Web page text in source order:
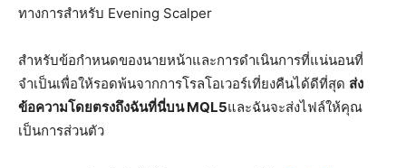
ทางการสำหรับ Evening Scalper
สำหรับข้อกำหนดของนายหน้าและการดำเนินการที่แน่นอนที่
จำเป็นเพื่อให้รอดพ้นจากการโรลโอเวอร์เที่ยงคืนได้ดีที่สุด ส่ง
ข้อความโดยตรงถึงฉันที่นี่บน MQL5และฉันจะส่งไฟล์ให้คุณ
เป็นการส่วนตัว